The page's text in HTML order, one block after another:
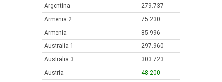
Argentina
279.737
Armenia 2
75.230
Armenia
85.996
Australia 1
297.960
Australia 3
303.723
Austria
48.200